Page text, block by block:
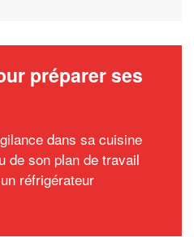
préparer ses
dans sa cuisine
de son plan de travail
réfrigérateur